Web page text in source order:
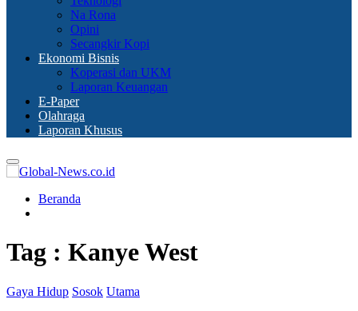
Na Rona
Opini
Secangkir Kopi
Ekonomi Bisnis
Koperasi dan UKM
Laporan Keuangan
E-Paper
Olahraga
Laporan Khusus
Primary
Menu
Beranda
Tag : Kanye West
Gaya Hidup Sosok Utama